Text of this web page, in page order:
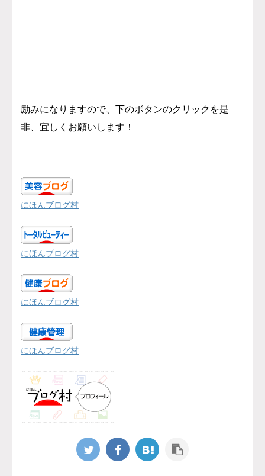
励みになりますので、下のボタンのクリックを是
非、宜しくお願いします！
にほんブログ村
にほんブログ村
にほんブログ村
にほんブログ村